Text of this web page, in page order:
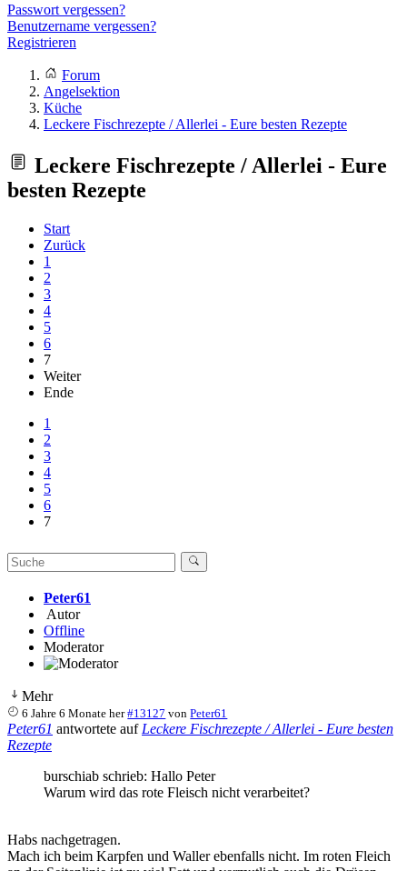
Passwort vergessen?
Benutzername vergessen?
Registrieren
Forum
Angelsektion
Küche
Leckere Fischrezepte / Allerlei - Eure besten Rezepte
Leckere Fischrezepte / Allerlei - Eure
besten Rezepte
Start
Zurück
1
2
3
4
5
6
7
Weiter
Ende
1
2
3
4
5
6
7
Peter61
Autor
Offline
Moderator
Mehr
6 Jahre 6 Monate her #13127 vonPeter61
Peter61 antwortete auf Leckere Fischrezepte / Allerlei - Eure besten
Rezepte
burschiab schrieb: Hallo Peter
Warum wird das rote Fleisch nicht verarbeitet?
Habs nachgetragen.
Mach ich beim Karpfen und Waller ebenfalls nicht. Im roten Fleich